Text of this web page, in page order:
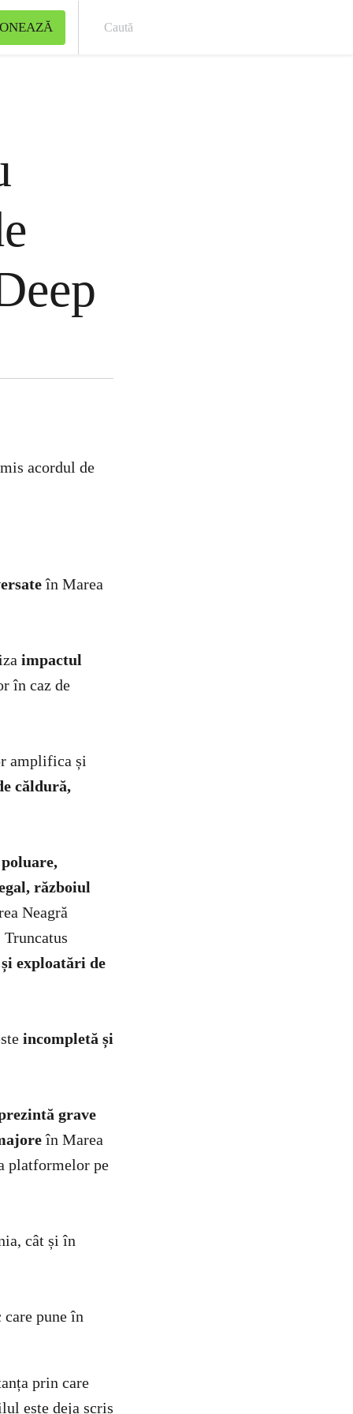
acordul de
în Marea
impactul
în caz de
amplifica și
căldură,
poluare,
războiul
Neagră
exploatări de
incompletă și
grave
în Marea
platformelor pe
cât și în
pune în
prin care
este deja scris